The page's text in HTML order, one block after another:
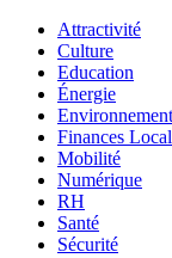
Attractivité
Culture
Education
Énergie
Environnement
Finances
Mobilité
Numérique
RH
Santé
Sécurité